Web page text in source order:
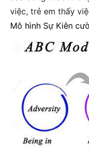
việc, trẻ em thấy
Mô hình Sự Kiên